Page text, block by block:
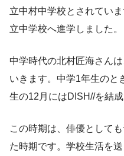
立中村中学校とされてい
立中学校へ進学しました。
中学時代の北村匠海さん
いきます。中学1年生のと
生の12月にはDISH//を結成
この時期は、俳優として
た時期です。学校生活を